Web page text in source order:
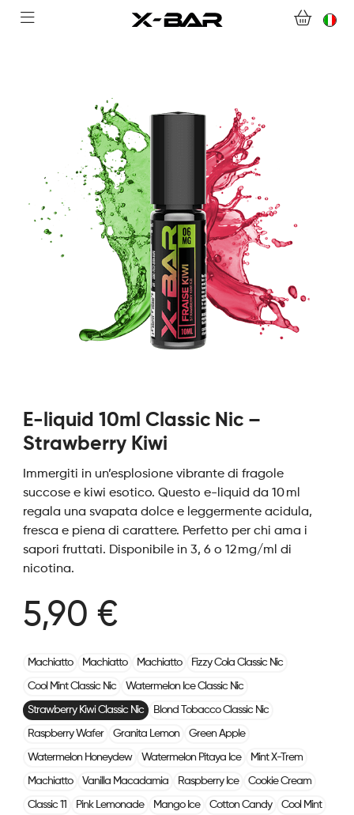
COLLECTIONS
CONTATTACI
DOMANDE FREQUENTI
DIVENTA UN GROSSISTA X-BAR
IL MIO ACCOUNT
E-liquid 10ml Classic Nic –
Strawberry Kiwi
Immergiti in un’esplosione vibrante di fragole
succose e kiwi esotico. Questo e-liquid da 10 ml
regala una svapata dolce e leggermente acidula,
fresca e piena di carattere. Perfetto per chi ama i
sapori fruttati. Disponibile in 3, 6 o 12 mg/ml di
nicotina.
5,90 €
Machiatto Machiatto Machiatto Fizzy Cola Classic Nic
Cool Mint Classic Nic Watermelon Ice Classic Nic
Strawberry Kiwi Classic Nic Blond Tobacco Classic Nic
Raspberry Wafer Granita Lemon Green Apple
Watermelon Honeydew Watermelon Pitaya Ice Mint X-Trem
Machiatto Vanilla Macadamia Raspberry Ice Cookie Cream
Classic 11 Pink Lemonade Mango Ice Cotton Candy Cool Mint